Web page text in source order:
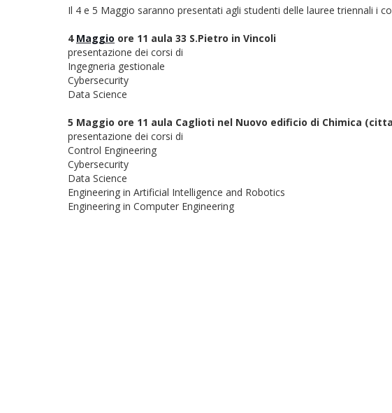
Il 4 e 5 Maggio saranno presentati agli studenti delle lauree triennali i
4 Maggio ore 11 aula 33 S.Pietro in Vincoli
presentazione dei corsi di
Ingegneria gestionale
Cybersecurity
Data Science
5 Maggio ore 11 aula Caglioti nel Nuovo edificio di Chimica
presentazione dei corsi di
Control Engineering
Cybersecurity
Data Science
Engineering in Artificial Intelligence and Robotics
Engineering in Computer Engineering